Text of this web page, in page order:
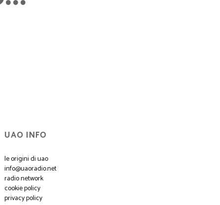
UAO INFO
le origini di uao
info@uaoradio.net
radio network
cookie policy
privacy policy